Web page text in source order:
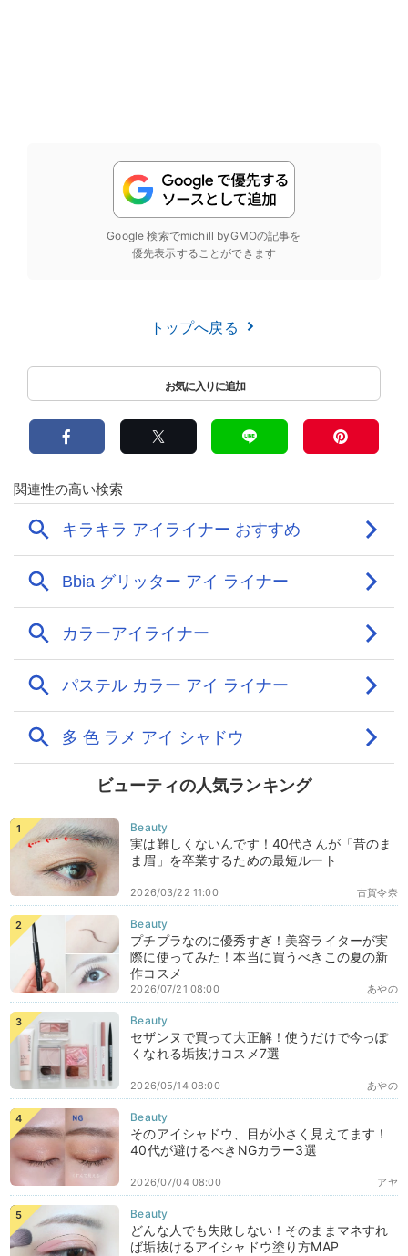
Google 検索でmichill byGMOの記事を
優先表示することができます
トップへ戻る
ビューティの人気ランキング
実は難しくないんです！40代さんが「昔のま
ま眉」を卒業するための最短ルート
古賀令奈
2026/03/22 11:00
プチプラなのに優秀すぎ！美容ライターが実
際に使ってみた！本当に買うべきこの夏の新
作コスメ
あやの
2026/07/21 08:00
セザンヌで買って大正解！使うだけで今っぽ
くなれる垢抜けコスメ7選
あやの
2026/05/14 08:00
そのアイシャドウ、目が小さく見えてます！
40代が避けるべきNGカラー3選
アヤ
2026/07/04 08:00
どんな人でも失敗しない！そのままマネすれ
ば垢抜けるアイシャドウ塗り方MAP